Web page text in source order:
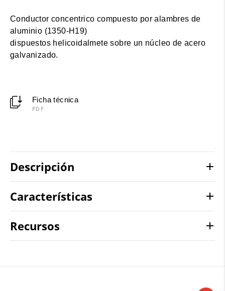
Conductor concentrico compuesto por alambres de
aluminio (1350-H19)
dispuestos helicoidalmete sobre un núcleo de acero
galvanizado.
Ficha técnica
PDF
Descripción
Características
Recursos